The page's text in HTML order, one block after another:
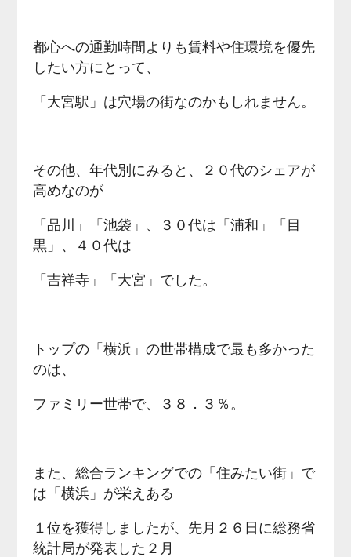
都心への通勤時間よりも賃料や住環境を優先
したい方にとって、
「大宮駅」は穴場の街なのかもしれません。
その他、年代別にみると、２０代のシェアが
高めなのが
「品川」「池袋」、３０代は「浦和」「目
黒」、４０代は
「吉祥寺」「大宮」でした。
トップの「横浜」の世帯構成で最も多かった
のは、
ファミリー世帯で、３８．３％。
また、総合ランキングでの「住みたい街」で
は「横浜」が栄えある
１位を獲得しましたが、先月２６日に総務省
統計局が発表した２月